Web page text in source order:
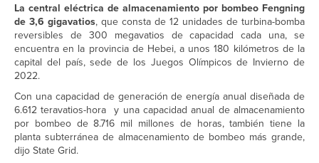
La central eléctrica de almacenamiento por bombeo Fengning
de 3,6 gigavatios, que consta de 12 unidades de turbina-bomba
reversibles de 300 megavatios de capacidad cada una, se
encuentra en la provincia de Hebei, a unos 180 kilómetros de la
capital del país, sede de los Juegos Olímpicos de Invierno de
2022.
Con una capacidad de generación de energía anual diseñada de
6.612 teravatios-hora y una capacidad anual de almacenamiento
por bombeo de 8.716 mil millones de horas, también tiene la
planta subterránea de almacenamiento de bombeo más grande,
dijo State Grid.